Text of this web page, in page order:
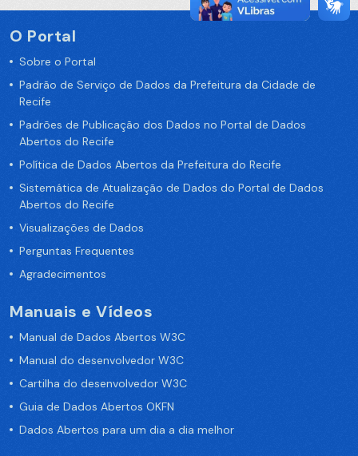
O Portal
Sobre o Portal
Padrão de Serviço de Dados da Prefeitura da Cidade de
Recife
Padrões de Publicação dos Dados no Portal de Dados
Abertos do Recife
Política de Dados Abertos da Prefeitura do Recife
Sistemática de Atualização de Dados do Portal de Dados
Abertos do Recife
Visualizações de Dados
Perguntas Frequentes
Agradecimentos
Manuais e Vídeos
Manual de Dados Abertos W3C
Manual do desenvolvedor W3C
Cartilha do desenvolvedor W3C
Guia de Dados Abertos OKFN
Dados Abertos para um dia a dia melhor